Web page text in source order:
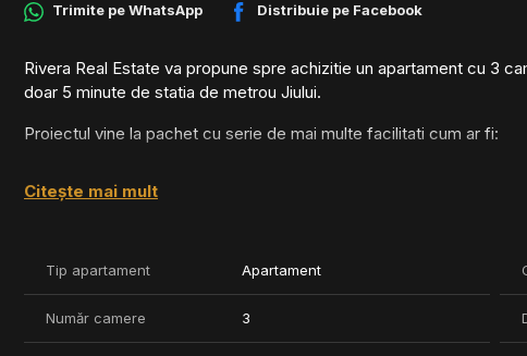
Trimite peWhatsApp Distribuie pe Facebook
Rivera Real Estate va propune spre achizitie un apartament cu 3
doar 5 minute de statia de metrou Jiului.
Proiectul vine la pachet cu serie de mai multe facilitati cum ar fi:
- Sala de fitness;
- Spatii verzi;
- Locuri de joaca pentru copii.
Citește mai mult
Tip apartament Apartament
Număr camere 3